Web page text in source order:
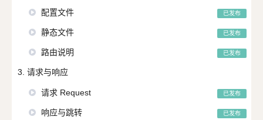
配置文件 已发布
静态文件 已发布
路由说明 已发布
3. 请求与响应
请求 Request 已发布
响应与跳转 已发布